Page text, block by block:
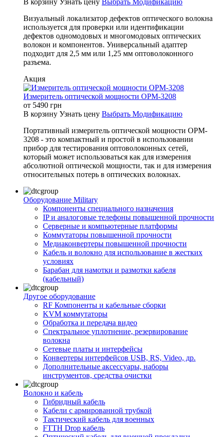
В корзину Узнать цену Выбрать Модификацию
Визуальный локализатор дефектов оптического волокна
используется для проверки или идентификации
дефектов одномодовых и многомодовых оптических
волокон и компонентов. Универсальный адаптер
подходит для 2,5 мм или 1,25 мм оптоволоконного
разъема.
Акция
Измеритель оптической мощности OPM-3208
от 5490 грн
В корзину Узнать цену Выбрать Модификацию
Портативный измеритель оптической мощности OPM-
3208 - это компактный и простой в использовании
прибор для тестирования оптоволоконных сетей,
который может использоваться как для измерения
абсолютной оптической мощности, так и для измерения
относительных потерь в оптических волокнах.
Оборудование Military
Компоненты специального назначения
IP и аналоговые телефоны повышенной прочности
Серверные и компьютерные платформы
Коммутаторы повышенной прочности
Медиаконвертеры повышенной прочности
Кабель и волокно для использование в жестких
условиях
Барабан для намотки и размотки кабеля
(кабельный)
Другое оборудование
RF Компоненты и кабельные сборки
KVM коммутаторы
Обработка и передача видео
Спектральное уплотнение, резервирование
волокна
Сетевые платы и интерфейсы
Конвертеры интерфейсов USB, RS, Video, др.
Дополнительные аксессуары, наборы
инструментов, средства очистки
Волокно и кабель
Гибридный кабель
Кабели с армированной трубкой
Тактический кабель для военных
FTTH Drop кабель